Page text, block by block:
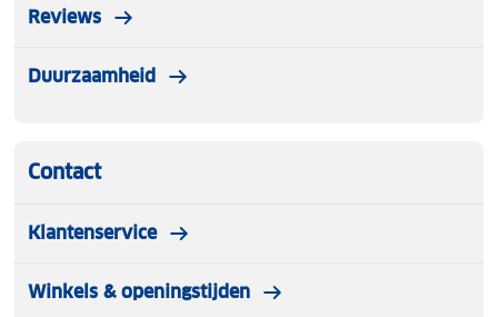
Reviews
Duurzaamheid
Contact
Klantenservice
Winkels & openingstijden